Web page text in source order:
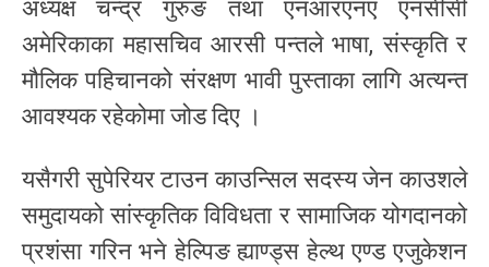
अध्यक्ष चन्द्र गुरुङ तथा एनआरएनए एनसीसी
अमेरिकाका महासचिव आरसी पन्तले भाषा, संस्कृति र
मौलिक पहिचानको संरक्षण भावी पुस्ताका लागि अत्यन्त
आवश्यक रहेकोमा जोड दिए ।
यसैगरी सुपेरियर टाउन काउन्सिल सदस्य जेन काउशले
समुदायको सांस्कृतिक विविधता र सामाजिक योगदानको
प्रशंसा गरिन भने हेल्पिङ ह्याण्ड्स हेल्थ एण्ड एजुकेशन